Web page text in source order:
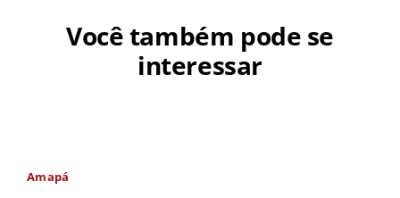
Você também pode se
interessar
Amapá